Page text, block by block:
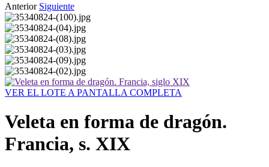
Anterior Siguiente
VER EL LOTE A PANTALLA COMPLETA
Veleta en forma de dragón.
Francia, s. XIX